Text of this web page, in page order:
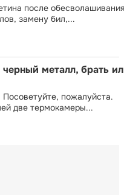
после
замену бил,...
металл, брать
пожалуйста.
две термокамеры...